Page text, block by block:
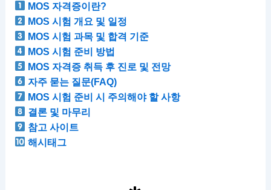
MOS 자격증이란?
MOS 시험 개요 및 일정
MOS 시험 과목 및 합격 기준
MOS 시험 준비 방법
MOS 자격증 취득 후 진로 및 전망
자주 묻는 질문(FAQ)
MOS 시험 준비 시 주의해야 할 사항
결론 및 마무리
참고 사이트
해시태그